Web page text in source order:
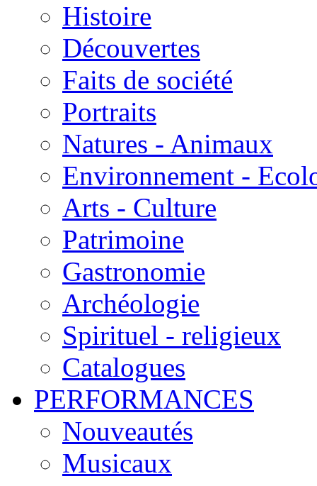
Histoire
Découvertes
Faits de société
Portraits
Natures - Animaux
Environnement -
Arts - Culture
Patrimoine
Gastronomie
Archéologie
Spirituel - religieux
Catalogues
PERFORMANCES
Nouveautés
Musicaux